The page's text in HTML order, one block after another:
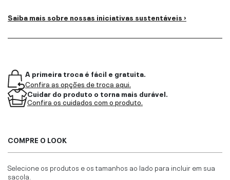
Saiba mais sobre nossas iniciativas sustentáveis ›
A primeira troca é fácil e gratuita.
Confira as opções de troca aqui.
Cuidar do produto o torna mais durável.
Confira os cuidados com o produto.
COMPRE O LOOK
Selecione os produtos e os tamanhos ao lado para incluir em sua
sacola.